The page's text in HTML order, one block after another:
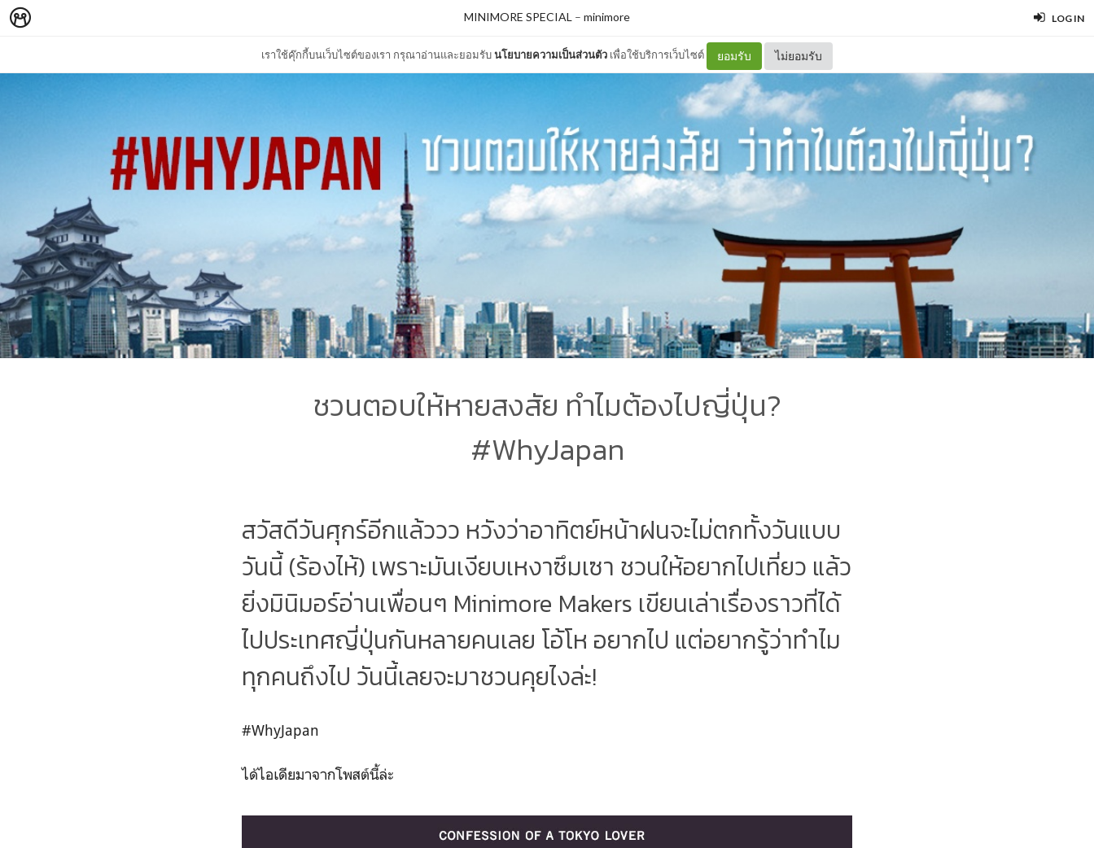
LOG IN
เราใช้คุ๊กกี้บนเว็บไซต์ของเรา กรุณาอ่านและยอมรับนโยบายความเป็นส่วนตัว เพื่อใช้บริการเว็บไซต์ ยอมรับ ไม่ยอมรับ
MINIMORE SPECIAL – minimore
ชวนตอบให้หายสงสัย ทำไมต้องไปญี่ปุ่น?
#WhyJapan
สวัสดีวันศุกร์อีกแล้ววว หวังว่าอาทิตย์หน้าฝนจะไม่ตกทั้งวันแบบ
วันนี้ (ร้องไห้) เพราะมันเงียบเหงาซึมเซา ชวนให้อยากไปเที่ยว แล้ว
ยิ่งมินิมอร์อ่านเพื่อนๆ Minimore Makers เขียนเล่าเรื่องราวที่ได้
ไปประเทศญี่ปุ่นกันหลายคนเลย โอ้โห อยากไป แต่อยากรู้ว่าทำไม
ทุกคนถึงไป วันนี้เลยจะมาชวนคุยไงล่ะ!
#WhyJapan
ได้ไอเดียมาจากโพสต์นี้ล่ะ